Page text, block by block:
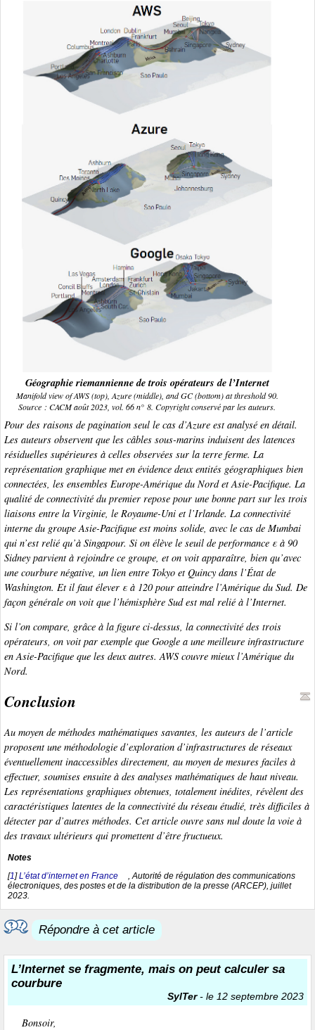
Géographie riemannienne de trois opérateurs de l’Internet
Manifold view of AWS (top), Azure (middle), and GC (bottom) at threshold 90.
Source : CACM août 2023, vol. 66 n° 8. Copyright conservé par les auteurs.
Pour des raisons de pagination seul le cas d’Azure est analysé en détail.
Les auteurs observent que les câbles sous-marins induisent des latences
résiduelles supérieures à celles observées sur la terre ferme. La
représentation graphique met en évidence deux entités géographiques bien
connectées, les ensembles Europe-Amérique du Nord et Asie-Pacifique. La
qualité de connectivité du premier repose pour une bonne part sur les trois
liaisons entre la Virginie, le Royaume-Uni et l’Irlande. La connectivité
interne du groupe Asie-Pacifique est moins solide, avec le cas de Mumbai
qui n’est relié qu’à Singapour. Si on élève le seuil de performance ε à 90
Sidney parvient à rejoindre ce groupe, et on voit apparaître, bien qu’avec
une courbure négative, un lien entre Tokyo et Quincy dans l’État de
Washington. Et il faut élever ε à 120 pour atteindre l’Amérique du Sud. De
façon générale on voit que l’hémisphère Sud est mal relié à l’Internet.
Si l’on compare, grâce à la figure ci-dessus, la connectivité des trois
opérateurs, on voit par exemple que Google a une meilleure infrastructure
en Asie-Pacifique que les deux autres. AWS couvre mieux l’Amérique du
Nord.
Conclusion
Au moyen de méthodes mathématiques savantes, les auteurs de l’article
proposent une méthodologie d’exploration d’infrastructures de réseaux
éventuellement inaccessibles directement, au moyen de mesures faciles à
effectuer, soumises ensuite à des analyses mathématiques de haut niveau.
Les représentations graphiques obtenues, totalement inédites, révèlent des
caractéristiques latentes de la connectivité du réseau étudié, très difficiles à
détecter par d’autres méthodes. Cet article ouvre sans nul doute la voie à
des travaux ultérieurs qui promettent d’être fructueux.
Notes
[1]L’état d’internet en France
, Autorité de régulation des communications
électroniques, des postes et de la distribution de la presse (ARCEP), juillet
2023.
Répondre à cet article
L’Internet se fragmente, mais on peut calculer sa
courbure
SylTer- le 12 septembre 2023
Bonsoir,